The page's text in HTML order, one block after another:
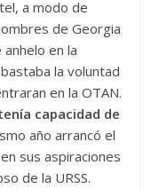
a modo de
de Georgia
en la
la voluntad
en la OTAN.
capacidad de
año arrancó el
sus aspiraciones
de la URSS.